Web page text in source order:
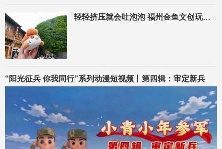
轻轻挤压就会吐泡泡 福州金鱼文创玩偶“福多多”出圈
“阳光征兵 你我同行”系列动漫短视频丨第四辑：审定新兵